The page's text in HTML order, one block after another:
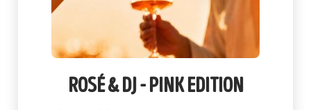
rosé & dj - pink edition